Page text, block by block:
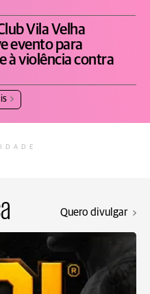
Vila Velha
evento para
à violência contra
Quero divulgar